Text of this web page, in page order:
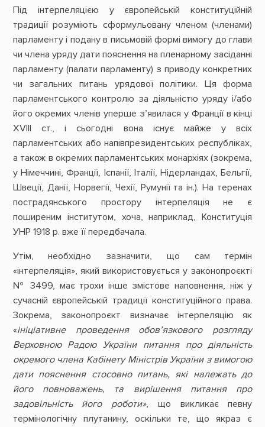
Під інтерпеляцією у європейській конституційній
традиції розуміють сформульовану членом (членами)
парламенту і подану в письмовій формі вимогу до глави
чи члена уряду дати пояснення на пленарному засіданні
парламенту (палати парламенту) з приводу конкретних
чи загальних питань урядової політики. Ця форма
парламентського контролю за діяльністю уряду і/або
його окремих членів уперше з’явилася у Франції в кінці
XVIII ст., і сьогодні вона існує майже у всіх
парламентських або напівпрезидентських республіках,
а також в окремих парламентських монархіях (зокрема,
у Німеччині, Франції, Іспанії, Італії, Нідерландах, Бельгії,
Швеції, Данії, Норвегії, Чехії, Румунії та ін.). На теренах
пострадянського простору інтерпеляція не є
поширеним інститутом, хоча, наприклад, Конституція
УНР 1918 р. вже її передбачала.
Утім, необхідно зазначити, що сам термін
«інтерпеляція», який використовується у законопроєкті
№ 3499, має трохи інше змістове наповнення, ніж у
сучасній європейській традиції конституційного права.
Зокрема, законопроєкт визначає інтерпеляцію як
«ініціативне проведення обов’язкового розгляду
Верховною Радою України питання про діяльність
окремого члена Кабінету Міністрів України з вимогою
дати пояснення стосовно питань, які належать до
його повноважень, та вирішення питання про
задовільність його роботи», що викликає певну
термінологічну плутанину, оскільки те, що якраз є